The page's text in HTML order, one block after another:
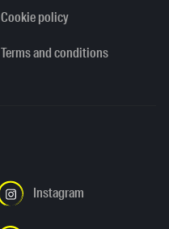
Cookie policy
Terms and conditions
Instagram